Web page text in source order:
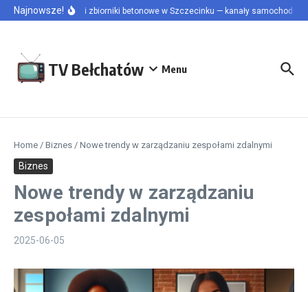
Przejdź do treści
Najnowsze!Szamba i zbiorniki betonowe w Szczecinku — kanały samochodowe i
TV Bełchatów Menu
Home / Biznes / Nowe trendy w zarządzaniu zespołami zdalnymi
Biznes
Nowe trendy w zarządzaniu
zespołami zdalnymi
2025-06-05